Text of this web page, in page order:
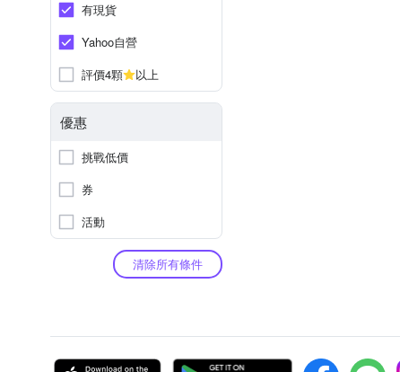
有現貨
Yahoo自營
評價4顆
以上
優惠
挑戰低價
券
活動
清除所有條件